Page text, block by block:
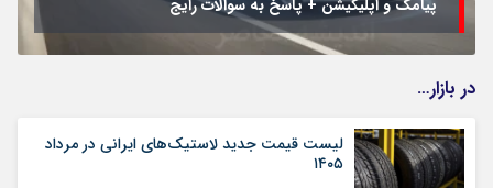
پیامک و اپلیکیشن + پاسخ به سوالات رایج
در بازار…
لیست قیمت جدید لاستیک‌های ایرانی در مرداد
۱۴۰۵